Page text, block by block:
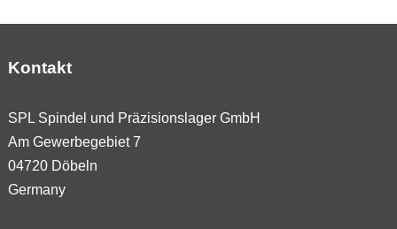
Kontakt
SPL Spindel und Präzisionslager GmbH
Am Gewerbegebiet 7
04720 Döbeln
Germany